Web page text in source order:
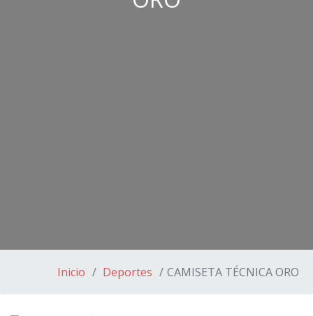
Inicio Deportes CAMISETA TÉCNICA ORO